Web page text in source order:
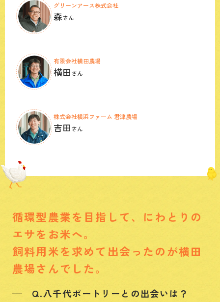
グリーンアース株式会社
森さん
有限会社横田農場
横田さん
株式会社横浜ファーム 君津農場
吉田さん
循環型農業を目指して、にわとりの
エサをお米へ。
飼料用米を求めて出会ったのが横田
農場さんでした。
Q.八千代ポートリーとの出会いは？